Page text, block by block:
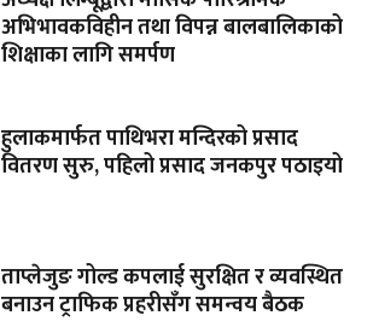
अभिभावकविहीन तथा विपन्न बालबालिकाको
शिक्षाका लागि समर्पण
हुलाकमार्फत पाथिभरा मन्दिरको प्रसाद
वितरण सुरु, पहिलो प्रसाद जनकपुर पठाइयो
ताप्लेजुङ गोल्ड कपलाई सुरक्षित र व्यवस्थित
बनाउन ट्राफिक प्रहरीसँग समन्वय बैठक